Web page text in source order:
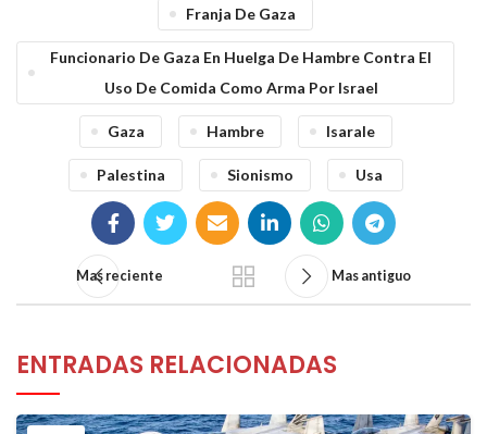
Franja De Gaza
Funcionario De Gaza En Huelga De Hambre Contra El
Uso De Comida Como Arma Por Israel
Gaza Hambre Isarale
Palestina Sionismo Usa
Mas reciente Mas antiguo
ENTRADAS RELACIONADAS